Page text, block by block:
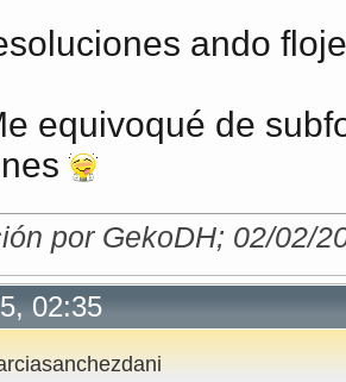
ando
equivoqué de
por GekoDH; 02/02/
02:35